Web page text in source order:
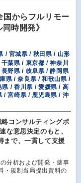
国からフルリモー
時開発》
/ 宮城県 / 秋田県 / 山形
葉県 / 東京都 / 神奈川
野県 / 岐阜県 / 静岡県
県 / 奈良県 / 和歌山県 /
/ 香川県 / 愛媛県 / 高
/ 宮崎県 / 鹿児島県 / 沖
略コンサルティングポ
な意思決定のもと、
まで、一貫して支援
分析および開発・薬事
・規制当局提出資料の